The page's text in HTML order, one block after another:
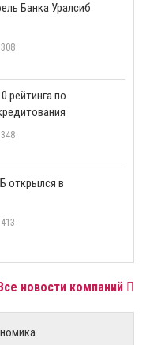
Банка Уралсиб
308
рейтинга по
348
открылся в
413
Все новости компаний